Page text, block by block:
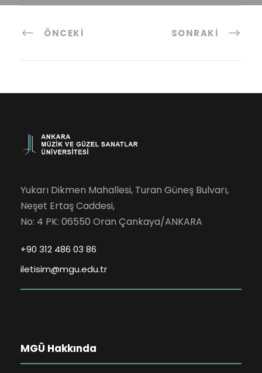
ÖNCEKI SONRAKI
Yukarı Dikmen Mahallesi, Turan Güneş Bulvarı,
Neşet Ertaş Caddesi,
No: 4 PK: 06550 Oran Çankaya/ANKARA
+90 312 486 03 86
iletisim@mgu.edu.tr
MGÜ Hakkında